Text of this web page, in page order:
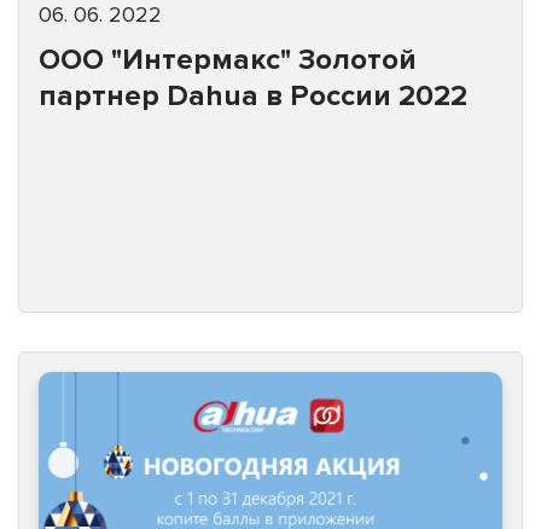
06. 06. 2022
ООО "Интермакс" Золотой
партнер Dahua в России 2022